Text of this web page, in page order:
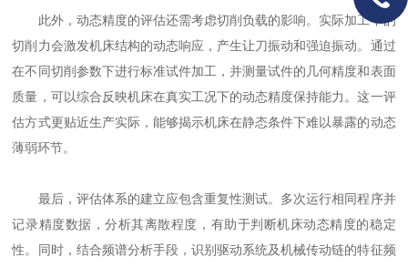
此外，动态精度的评估还需考虑切削负载的影响。实际加工中的
切削力会激发机床结构的动态响应，产生让刀振动和强迫振动。通过
在不同切削参数下进行标准试件加工，并测量试件的几何精度和表面
质量，可以综合反映机床在真实工况下的动态精度保持能力。这一评
估方式更贴近生产实际，能够揭示机床在静态条件下难以暴露的动态
薄弱环节。
最后，评估体系的建立应包含重复性测试。多次运行相同程序并
记录精度数据，分析其离散程度，有助于判断机床动态精度的稳定
性。同时，结合频谱分析手段，识别驱动系统及机械传动链的特征频